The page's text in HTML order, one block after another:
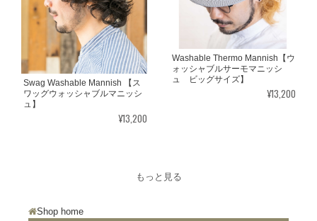
Swag Washable Mannish 【ス
ワッグウォッシャブルマニッシ
ュ】
¥13,200
Washable Thermo Mannish【ウ
ォッシャブルサーモマニッシ
ュ ビッグサイズ】
¥13,200
もっと見る
Shop home